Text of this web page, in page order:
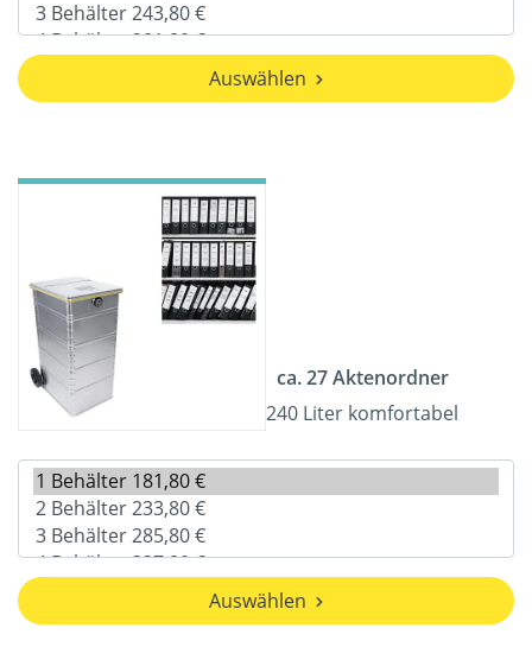
Auswählen
ca. 27 Aktenordner
240 Liter komfortabel
Auswählen